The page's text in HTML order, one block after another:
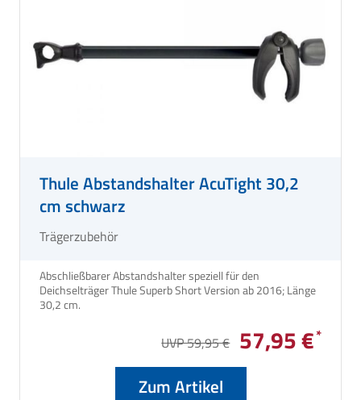
Thule Abstandshalter AcuTight 30,2
cm schwarz
Trägerzubehör
Abschließbarer Abstandshalter speziell für den
Deichselträger Thule Superb Short Version ab 2016; Länge
UVP 59,95 € 57,95 €
Zum Artikel